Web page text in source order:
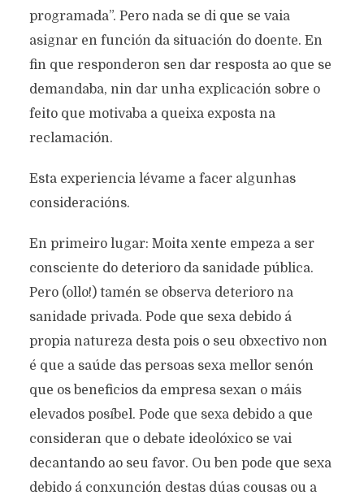
programada”. Pero nada se di que se vaia
asignar en función da situación do doente. En
fin que responderon sen dar resposta ao que se
demandaba, nin dar unha explicación sobre o
feito que motivaba a queixa exposta na
reclamación.
Esta experiencia lévame a facer algunhas
consideracións.
En primeiro lugar: Moita xente empeza a ser
consciente do deterioro da sanidade pública.
Pero (ollo!) tamén se observa deterioro na
sanidade privada. Pode que sexa debido á
propia natureza desta pois o seu obxectivo non
é que a saúde das persoas sexa mellor senón
que os beneficios da empresa sexan o máis
elevados posíbel. Pode que sexa debido a que
consideran que o debate ideolóxico se vai
decantando ao seu favor. Ou ben pode que sexa
debido á conxunción destas dúas cousas ou a